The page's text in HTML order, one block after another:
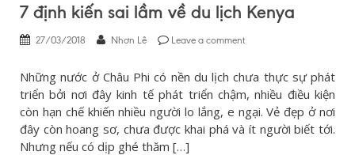
7 định kiến sai lầm về du lịch Kenya
27/03/2018 Nhơn Lê Leave a comment
Những nước ở Châu Phi có nền du lịch chưa thực sự phát
triển bởi nơi đây kinh tế phát triển chậm, nhiều điều kiện
còn hạn chế khiến nhiều người lo lắng, e ngại. Vẻ đẹp ở nơi
đây còn hoang sơ, chưa được khai phá và ít người biết tới.
Nhưng nếu có dịp ghé thăm […]